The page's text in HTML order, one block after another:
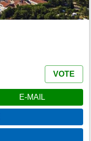
VOTE
E-MAIL